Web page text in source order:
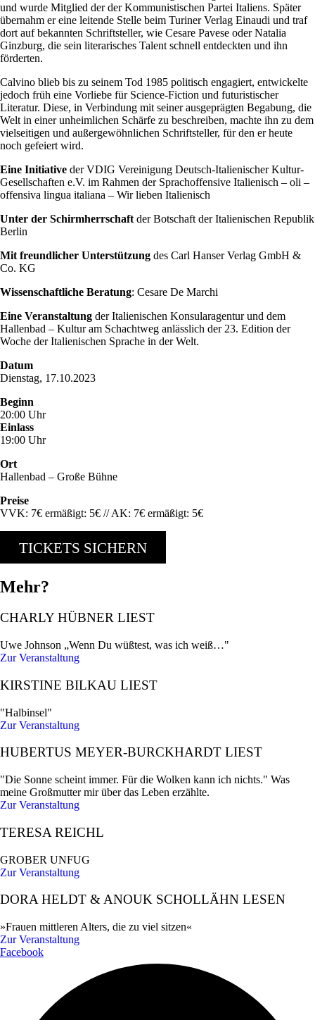
und wurde Mitglied der der Kommunistischen Partei Italiens. Später
übernahm er eine leitende Stelle beim Turiner Verlag Einaudi und traf
dort auf bekannten Schriftsteller, wie Cesare Pavese oder Natalia
Ginzburg, die sein literarisches Talent schnell entdeckten und ihn
förderten.
Calvino blieb bis zu seinem Tod 1985 politisch engagiert, entwickelte
jedoch früh eine Vorliebe für Science-Fiction und futuristischer
Literatur. Diese, in Verbindung mit seiner ausgeprägten Begabung, die
Welt in einer unheimlichen Schärfe zu beschreiben, machte ihn zu dem
vielseitigen und außergewöhnlichen Schriftsteller, für den er heute
noch gefeiert wird.
Eine Initiative der VDIG Vereinigung Deutsch-Italienischer Kultur-
Gesellschaften e.V. im Rahmen der Sprachoffensive Italienisch – oli –
offensiva lingua italiana – Wir lieben Italienisch
Unter der Schirmherrschaft der Botschaft der Italienischen Republik
Berlin
Mit freundlicher Unterstützung des Carl Hanser Verlag GmbH &
Co. KG
Wissenschaftliche Beratung: Cesare De Marchi
Eine Veranstaltung der Italienischen Konsularagentur und dem
Hallenbad – Kultur am Schachtweg anlässlich der 23. Edition der
Woche der Italienischen Sprache in der Welt.
Datum
Dienstag, 17.10.2023
Beginn
20:00 Uhr
Einlass
19:00 Uhr
Ort
Hallenbad – Große Bühne
Preise
VVK: 7€ ermäßigt: 5€ // AK: 7€ ermäßigt: 5€
TICKETS SICHERN
Mehr?
CHARLY HÜBNER LIEST
Uwe Johnson „Wenn Du wüßtest, was ich weiß…"
Zur Veranstaltung
KIRSTINE BILKAU LIEST
"Halbinsel"
Zur Veranstaltung
HUBERTUS MEYER-BURCKHARDT LIEST
"Die Sonne scheint immer. Für die Wolken kann ich nichts." Was
meine Großmutter mir über das Leben erzählte.
Zur Veranstaltung
TERESA REICHL
GROBER UNFUG
Zur Veranstaltung
DORA HELDT & ANOUK SCHOLLÄHN LESEN
»Frauen mittleren Alters, die zu viel sitzen«
Zur Veranstaltung
Facebook